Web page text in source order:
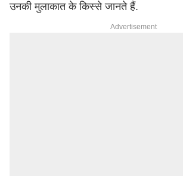
उनकी मुलाकात के किस्से जानते हैं.
Advertisement